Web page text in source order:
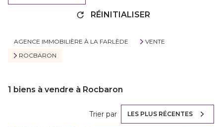
RÉINITIALISER
AGENCE IMMOBILIÈRE À LA FARLÈDE
VENTE
ROCBARON
1 biens à vendre à Rocbaron
Trier par LES PLUS RÉCENTES